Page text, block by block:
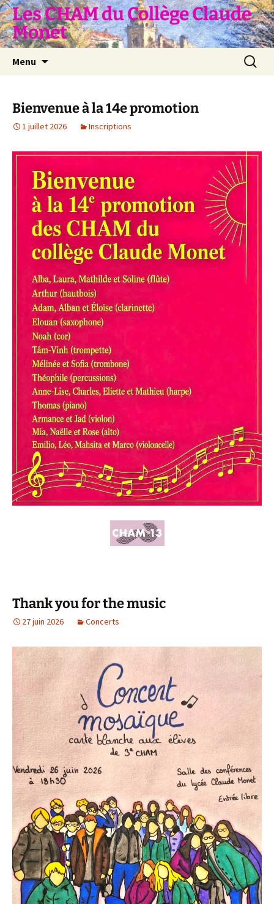
Aller
au
contenu
Les CHAM du Collège Claude
Monet
Menu
Bienvenue à la 14e promotion
1 juillet 2026 Inscriptions
Thank you for the music
27 juin 2026 Concerts